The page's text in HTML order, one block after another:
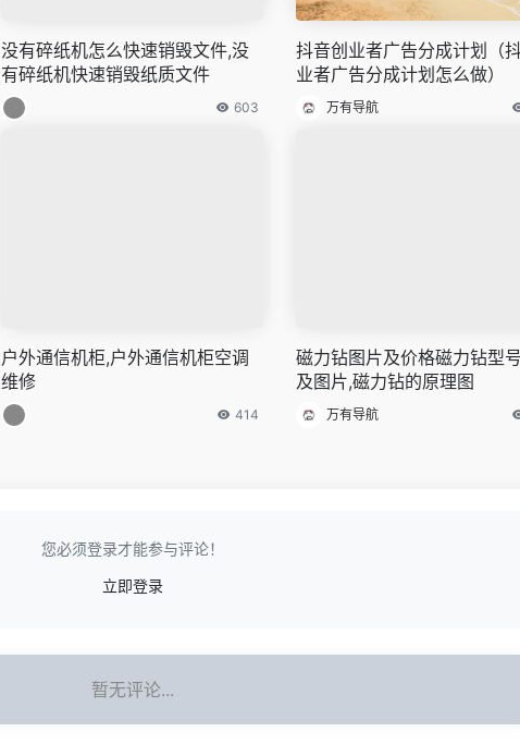
没有碎纸机怎么快速销毁文件,没
有碎纸机快速销毁纸质文件
603
抖音创业者广告分成计划（
业者广告分成计划怎么做）
万有导航
户外通信机柜,户外通信机柜空调
维修
414
磁力钻图片及价格磁力钻型
及图片,磁力钻的原理图
万有导航
您必须登录才能参与评论！
立即登录
暂无评论...